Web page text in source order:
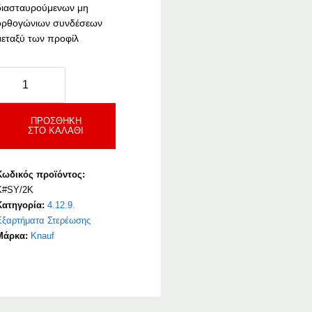
μη
συνδέσεων
των προφίλ
Συνδετήρας
Δυνατότητα
27
ΠΡΟΣΘΉΚΗ
ΣΤΟ ΚΑΛΆΘΙ
προϊόντος:
2K
4.12.9.
Στερέωσης
Knauf